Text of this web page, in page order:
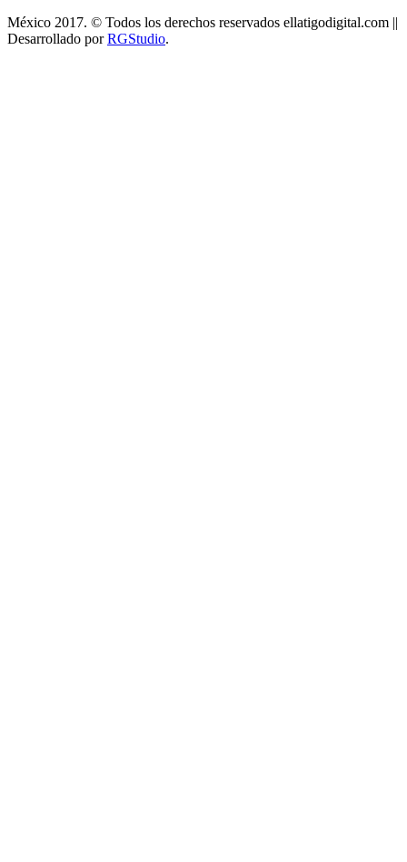
México 2017. © Todos los derechos reservados ellatigodigital.com ||
Desarrollado porRGStudio.